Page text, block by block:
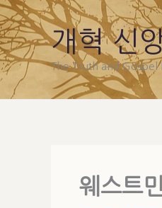
Skip
to
content
개혁 신
The Truth and Gospel
웨스트